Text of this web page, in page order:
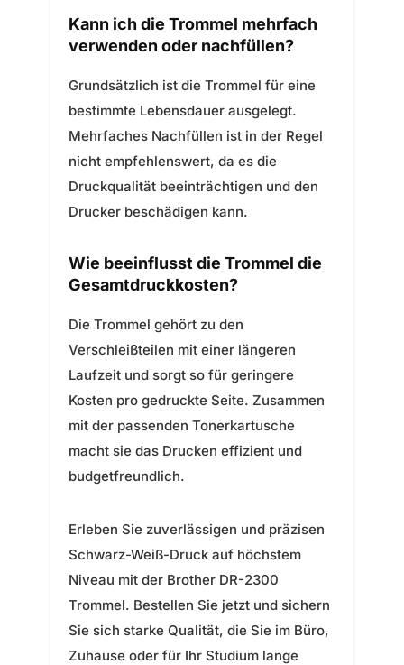
Kann ich die Trommel mehrfach
verwenden oder nachfüllen?
Grundsätzlich ist die Trommel für eine
bestimmte Lebensdauer ausgelegt.
Mehrfaches Nachfüllen ist in der Regel
nicht empfehlenswert, da es die
Druckqualität beeinträchtigen und den
Drucker beschädigen kann.
Wie beeinflusst die Trommel die
Gesamtdruckkosten?
Die Trommel gehört zu den
Verschleißteilen mit einer längeren
Laufzeit und sorgt so für geringere
Kosten pro gedruckte Seite. Zusammen
mit der passenden Tonerkartusche
macht sie das Drucken effizient und
budgetfreundlich.
Erleben Sie zuverlässigen und präzisen
Schwarz-Weiß-Druck auf höchstem
Niveau mit der Brother DR-2300
Trommel. Bestellen Sie jetzt und sichern
Sie sich starke Qualität, die Sie im Büro,
Zuhause oder für Ihr Studium lange